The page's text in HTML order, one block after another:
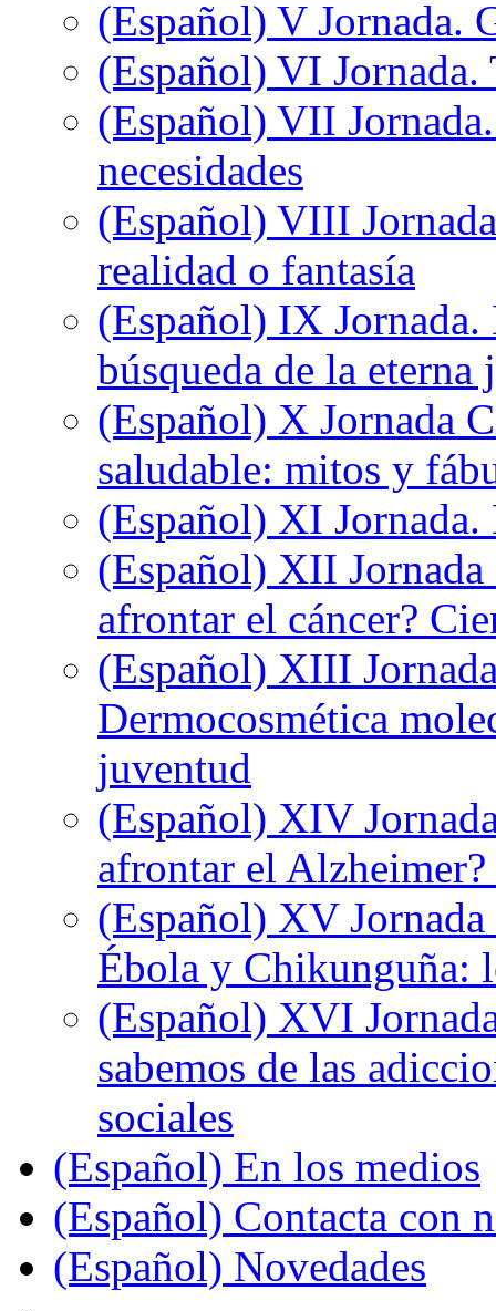
(Español) V Jornada.
(Español) VI Jornada.
(Español) VII
necesidades
(Español) VIII
realidad o fantasía
(Español) IX
búsqueda de la eterna
(Español) X Jornada
saludable: mitos y
(Español) XI Jornada.
(Español) XII Jornada
afrontar el cáncer?
(Español) XIII
Dermocosmética
juventud
(Español) XIV
afrontar el
(Español) XV
Ébola y Chikunguña:
(Español) XVI
sabemos de las
sociales
(Español) En los medios
(Español) Contacta con
(Español) Novedades